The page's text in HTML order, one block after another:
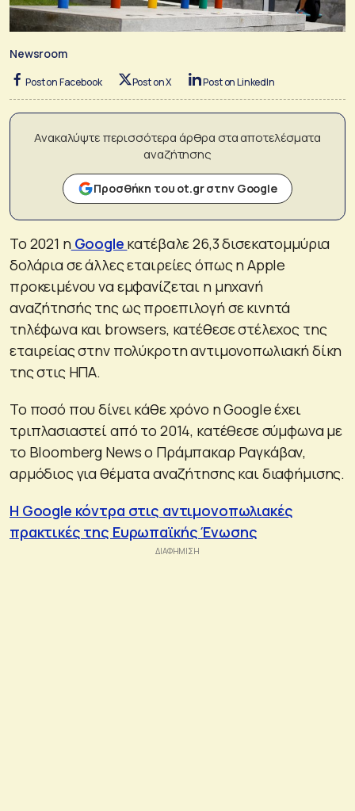
Newsroom
Post on Facebook Post on X Post on LinkedIn
Ανακαλύψτε περισσότερα άρθρα στα αποτελέσματα
αναζήτησης
Προσθήκη του ot.gr στην Google
Το 2021 ηGoogle κατέβαλε 26,3 δισεκατομμύρια
δολάρια σε άλλες εταιρείες όπως η Apple
προκειμένου να εμφανίζεται η μηχανή
αναζήτησής της ως προεπιλογή σε κινητά
τηλέφωνα και browsers, κατέθεσε στέλεχος της
εταιρείας στην πολύκροτη αντιμονοπωλιακή δίκη
της στις ΗΠΑ.
Το ποσό που δίνει κάθε χρόνο η Google έχει
τριπλασιαστεί από το 2014, κατέθεσε σύμφωνα με
το Bloomberg News ο Πράμπακαρ Ραγκάβαν,
αρμόδιος για θέματα αναζήτησης και διαφήμισης.
Η Google κόντρα στις αντιμονοπωλιακές
πρακτικές της Ευρωπαϊκής Ένωσης